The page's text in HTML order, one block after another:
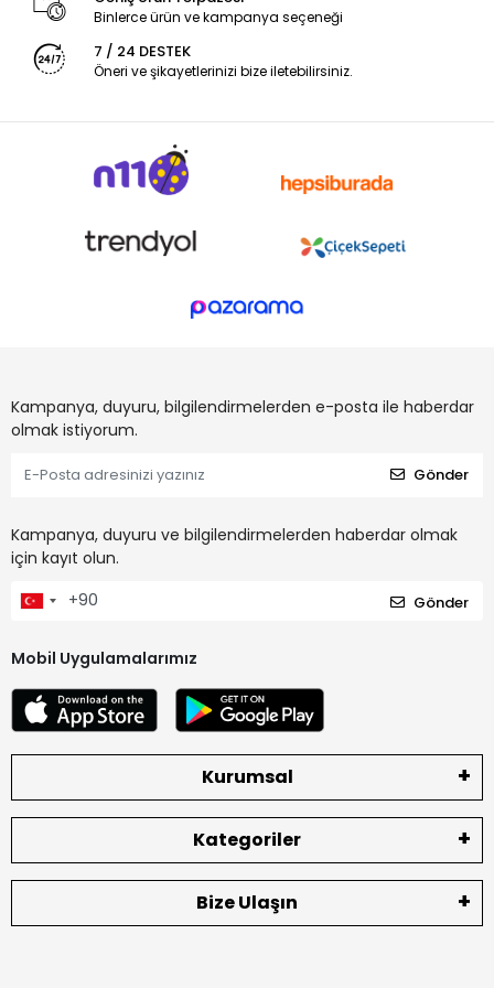
Binlerce ürün ve kampanya seçeneği
7 / 24 DESTEK
Öneri ve şikayetlerinizi bize iletebilirsiniz.
Kampanya, duyuru, bilgilendirmelerden e-posta ile haberdar
olmak istiyorum.
Gönder
Kampanya, duyuru ve bilgilendirmelerden haberdar olmak
için kayıt olun.
Gönder
Mobil Uygulamalarımız
Kurumsal
Kategoriler
Bize Ulaşın